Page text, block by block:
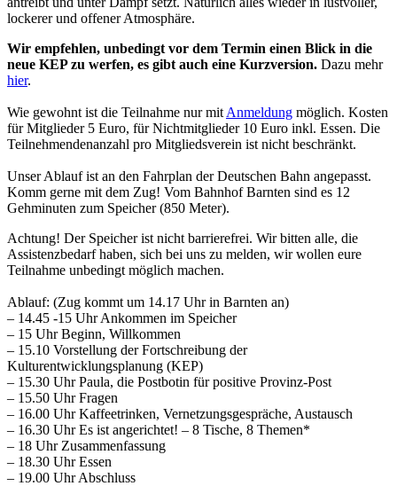
lockerer und offener Atmosphäre.
Wir empfehlen, unbedingt vor dem Termin einen Blick in die
neue KEP zu werfen, es gibt auch eine Kurzversion. Dazu mehr
hier.
Wie gewohnt ist die Teilnahme nur mit Anmeldung möglich. Kosten
für Mitglieder 5 Euro, für Nichtmitglieder 10 Euro inkl. Essen. Die
Teilnehmendenanzahl pro Mitgliedsverein ist nicht beschränkt.
Unser Ablauf ist an den Fahrplan der Deutschen Bahn angepasst.
Komm gerne mit dem Zug! Vom Bahnhof Barnten sind es 12
Gehminuten zum Speicher (850 Meter).
Achtung! Der Speicher ist nicht barrierefrei. Wir bitten alle, die
Assistenzbedarf haben, sich bei uns zu melden, wir wollen eure
Teilnahme unbedingt möglich machen.
Ablauf: (Zug kommt um 14.17 Uhr in Barnten an)
– 14.45 -15 Uhr Ankommen im Speicher
– 15 Uhr Beginn, Willkommen
– 15.10 Vorstellung der Fortschreibung der
Kulturentwicklungsplanung (KEP)
– 15.30 Uhr Paula, die Postbotin für positive Provinz-Post
– 15.50 Uhr Fragen
– 16.00 Uhr Kaffeetrinken, Vernetzungsgespräche, Austausch
– 16.30 Uhr Es ist angerichtet! – 8 Tische, 8 Themen*
– 18 Uhr Zusammenfassung
– 18.30 Uhr Essen
– 19.00 Uhr Abschluss